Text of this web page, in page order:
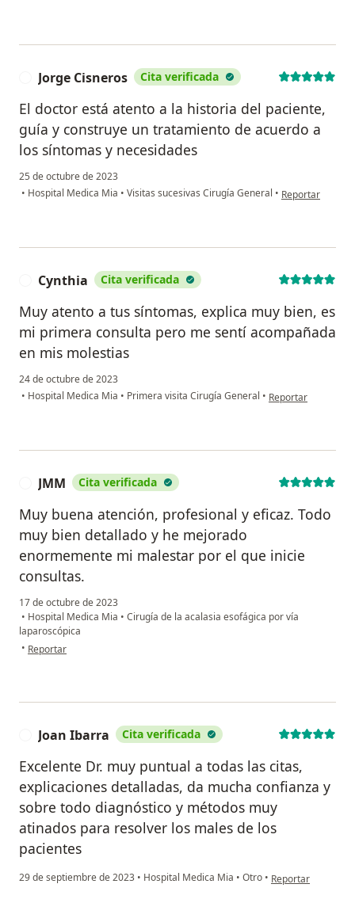
Jorge Cisneros Cita verificada
El doctor está atento a la historia del paciente,
guía y construye un tratamiento de acuerdo a
los síntomas y necesidades
25 de octubre de 2023
• Hospital Medica Mia • Visitas sucesivas Cirugía General • en opinión del
Reportar
Cynthia Cita verificada
Muy atento a tus síntomas, explica muy bien, es
mi primera consulta pero me sentí acompañada
en mis molestias
24 de octubre de 2023
• Hospital Medica Mia • Primera visita Cirugía General • en opinión del
Reportar
JMM Cita verificada
Muy buena atención, profesional y eficaz. Todo
muy bien detallado y he mejorado
enormemente mi malestar por el que inicie
consultas.
17 de octubre de 2023
• Hospital Medica Mia • Cirugía de la acalasia esofágica por vía
laparoscópica
• en opinión del usuario JMM
Reportar
Joan Ibarra Cita verificada
Excelente Dr. muy puntual a todas las citas,
explicaciones detalladas, da mucha confianza y
sobre todo diagnóstico y métodos muy
atinados para resolver los males de los
pacientes
29 de septiembre de 2023 • Hospital Medica Mia • Otro • en opinión del
Reportar